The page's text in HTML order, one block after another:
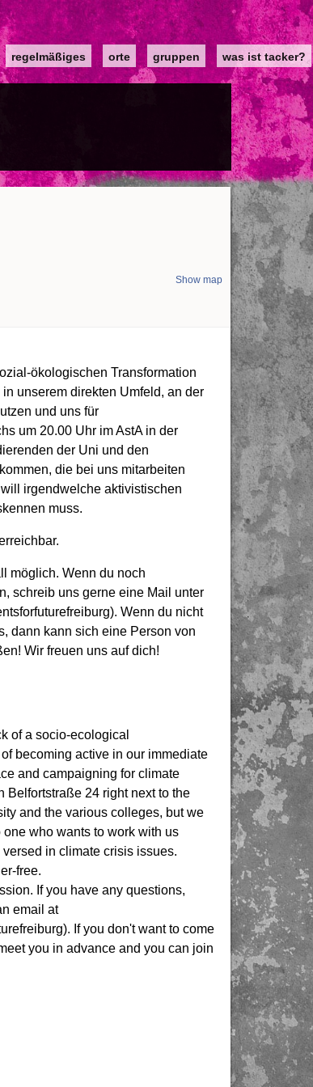
regelmäßiges orte gruppen was ist tacker?
Show map
ökologischen Transformation
unserem direkten Umfeld, an der
und uns für
um 20.00 Uhr im AstA in der
der Uni und den
die bei uns mitarbeiten
irgendwelche aktivistischen
muss.
möglich. Wenn du noch
schreib uns gerne eine Mail unter
Wenn du nicht
dann kann sich eine Person von
Wir freuen uns auf dich!
of a socio-ecological
becoming active in our immediate
and campaigning for climate
Belfortstraße 24 right next to the
and the various colleges, but we
who wants to work with us
in climate crisis issues.
free.
If you have any questions,
email at
If you don't want to come
you in advance and you can join